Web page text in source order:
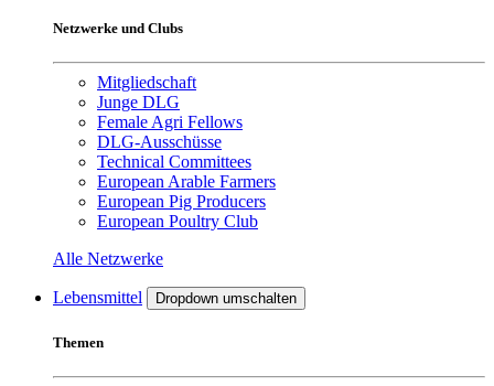
Netzwerke und Clubs
Mitgliedschaft
Junge DLG
Female Agri Fellows
DLG-Ausschüsse
Technical Committees
European Arable Farmers
European Pig Producers
European Poultry Club
Alle Netzwerke
Lebensmittel Dropdown umschalten
Themen